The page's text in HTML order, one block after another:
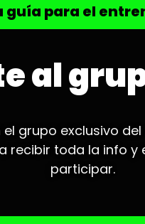
guía para el
al
grupo exclusivo
recibir toda la info y
participar.